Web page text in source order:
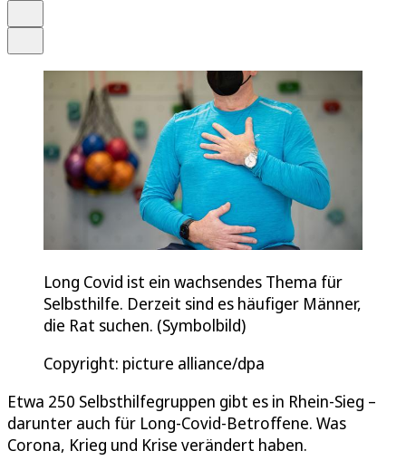
Long Covid ist ein wachsendes Thema für
Selbsthilfe. Derzeit sind es häufiger Männer,
die Rat suchen. (Symbolbild)
Copyright: picture alliance/dpa
Etwa 250 Selbsthilfegruppen gibt es in Rhein-Sieg –
darunter auch für Long-Covid-Betroffene. Was
Corona, Krieg und Krise verändert haben.